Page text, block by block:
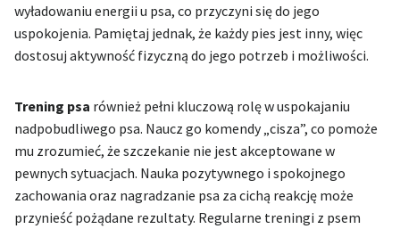
wyładowaniu energii u psa, co przyczyni się do jego
uspokojenia. Pamiętaj jednak, że każdy pies jest inny, więc
dostosuj aktywność fizyczną do jego potrzeb i możliwości.
Trening psa również pełni kluczową rolę w uspokajaniu
nadpobudliwego psa. Naucz go komendy „cisza”, co pomoże
mu zrozumieć, że szczekanie nie jest akceptowane w
pewnych sytuacjach. Nauka pozytywnego i spokojnego
zachowania oraz nagradzanie psa za cichą reakcję może
przynieść pożądane rezultaty. Regularne treningi z psem